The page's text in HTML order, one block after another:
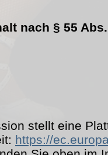
nach § 55
stellt eine
https://